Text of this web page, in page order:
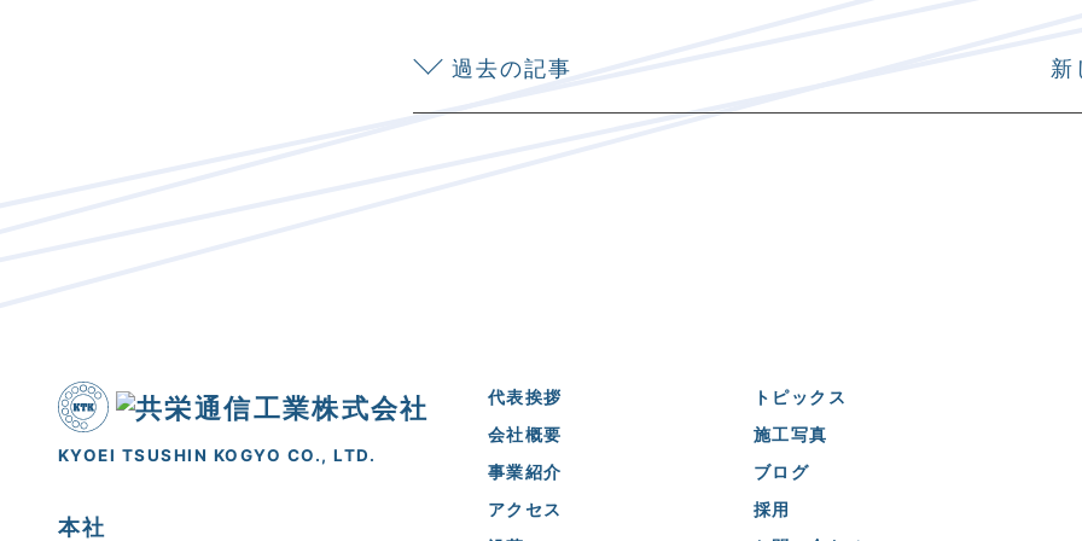
過去の記事 新
KYOEI TSUSHIN KOGYO CO., LTD.
本社
代表挨拶
会社概要
事業紹介
アクセス
トピックス
施工写真
ブログ
採用